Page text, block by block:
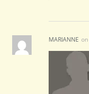
MARIANNE on